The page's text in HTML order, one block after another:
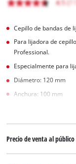
Cepillo de bandas de
Para lijadora de
Professional.
Especialmente para
Diámetro: 120 mm
Anchura: 100 mm
Precio de venta al